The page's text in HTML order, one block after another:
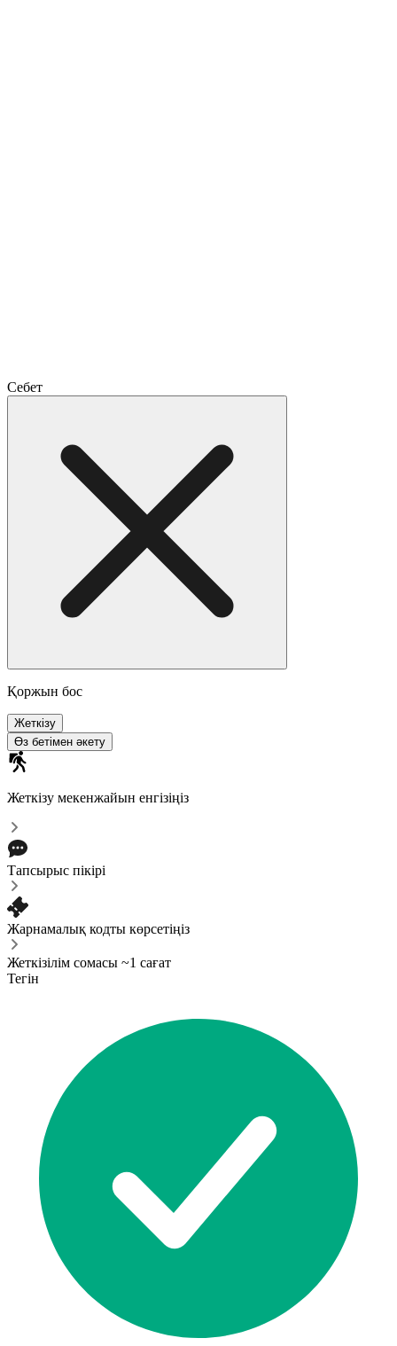
Себет
Қоржын бос
Жеткізу
Өз бетімен әкету
Жеткізу мекенжайын енгізіңіз
Тапсырыс пікірі
Жарнамалық кодты көрсетіңіз
Жеткізілім сомасы ~1 сағат
Тегін